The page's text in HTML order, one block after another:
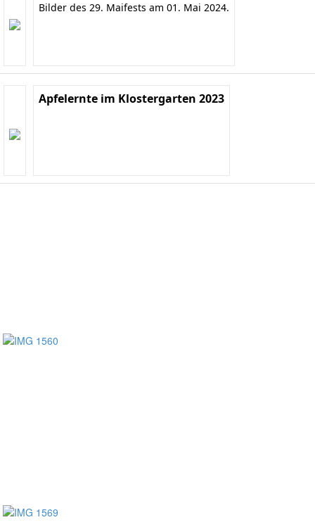
Bilder des 29. Maifests am 01. Mai 2024.
Apfelernte im Klostergarten 2023